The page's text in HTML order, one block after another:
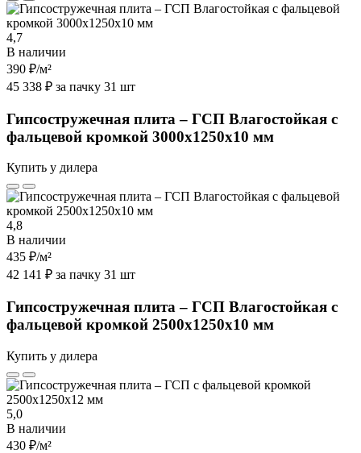
4,7
В наличии
390 ₽/м²
45 338 ₽ за пачку 31 шт
Гипсостружечная плита – ГСП Влагостойкая с
фальцевой кромкой 3000х1250х10 мм
Купить у дилера
4,8
В наличии
435 ₽/м²
42 141 ₽ за пачку 31 шт
Гипсостружечная плита – ГСП Влагостойкая с
фальцевой кромкой 2500х1250х10 мм
Купить у дилера
5,0
В наличии
430 ₽/м²